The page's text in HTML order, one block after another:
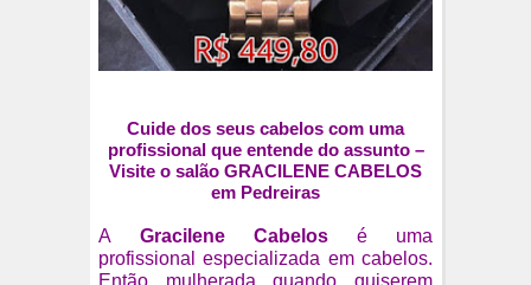
Cuide dos seus cabelos com uma
profissional que entende do assunto –
Visite o salão GRACILENE CABELOS
em Pedreiras
A Gracilene Cabelos é uma
profissional especializada em cabelos.
Então mulherada quando quiserem